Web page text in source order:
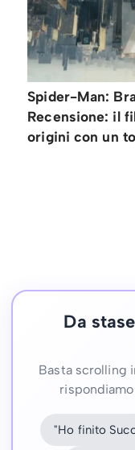
Spider-Man:
Recensione: il
origini con un
Da
Basta scrolling
"Ho finito